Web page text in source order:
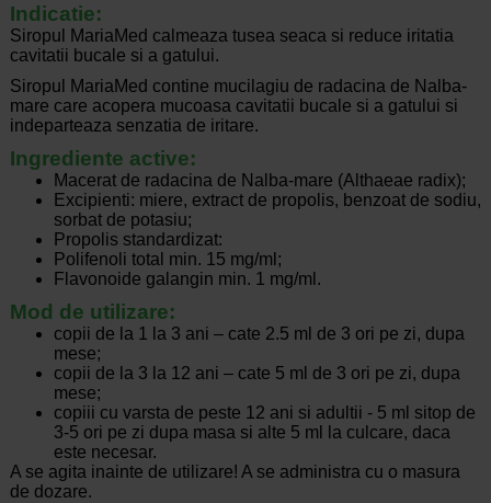
Indicatie:
Siropul MariaMed calmeaza tusea seaca si reduce iritatia
cavitatii bucale si a gatului.
Siropul MariaMed contine mucilagiu de radacina de Nalba-
mare care acopera mucoasa cavitatii bucale si a gatului si
indeparteaza senzatia de iritare.
Ingrediente active:
Macerat de radacina de Nalba-mare (Althaeae radix);
Excipienti: miere, extract de propolis, benzoat de sodiu,
sorbat de potasiu;
Propolis standardizat:
Polifenoli total min. 15 mg/ml;
Flavonoide galangin min. 1 mg/ml.
Mod de utilizare:
copii de la 1 la 3 ani – cate 2.5 ml de 3 ori pe zi, dupa
mese;
copii de la 3 la 12 ani – cate 5 ml de 3 ori pe zi, dupa
mese;
copiii cu varsta de peste 12 ani si adultii - 5 ml sitop de
3-5 ori pe zi dupa masa si alte 5 ml la culcare, daca
este necesar.
A se agita inainte de utilizare! A se administra cu o masura
de dozare.